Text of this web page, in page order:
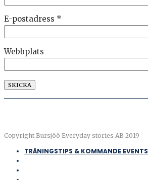
E-postadress *
Webbplats
Copyright Bursjöö Everyday stories AB 2019
TRÄNINGSTIPS & KOMMANDE EVENTS